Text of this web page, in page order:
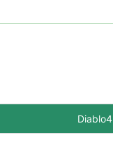
Diablo4